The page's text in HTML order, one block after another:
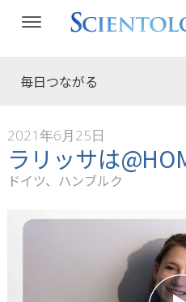
毎日つながる
2021年6月25日
ラリッサは
ドイツ、ハンブルク